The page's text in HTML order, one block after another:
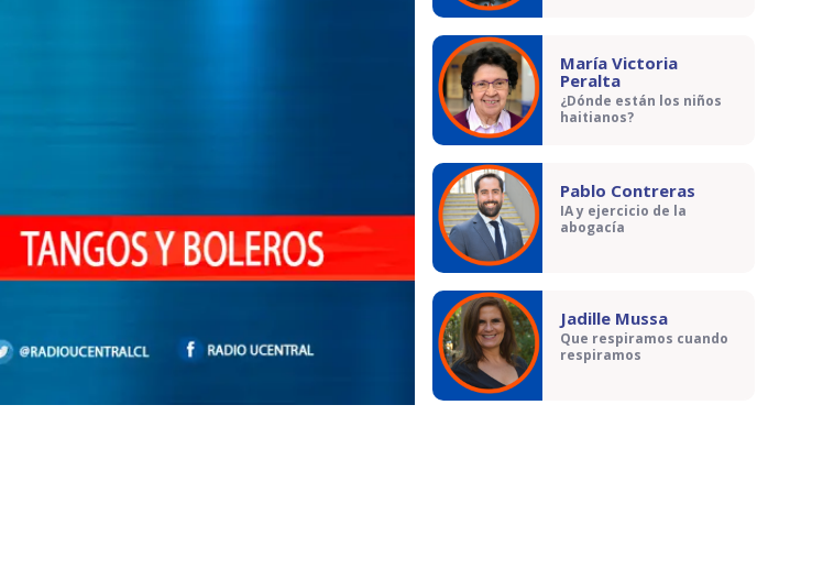
María Victoria
Peralta
¿Dónde están los niños
haitianos?
Pablo Contreras
IA y ejercicio de la
abogacía
Jadille Mussa
Que respiramos cuando
respiramos